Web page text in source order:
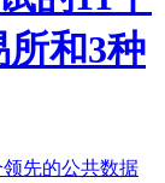
和3种
先的公共数据